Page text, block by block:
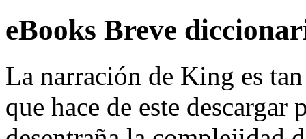
eBooks Breve
La narración de King es
que hace de este